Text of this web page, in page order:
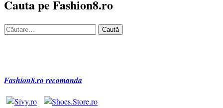
Cauta pe Fashion8.ro
Caută
Fashion8.ro recomanda